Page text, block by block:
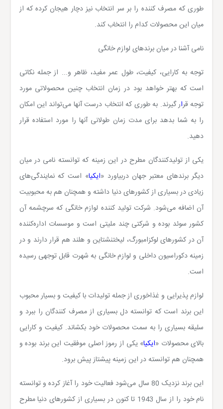
طوری که مصرف کننده را بر سر انتخاب نیز دچار هیجان کرده که از
میان این محصولات کدام را انتخاب کند.
نامی آشنا در میان برندهای لوازم خانگی
توجه به کارایی، کیفیت، طول عمر مفید، ظاهر و... از جمله نکاتی
است که بهتر خواهد بود در زمان انتخاب چنین محصولاتی مورد
توجه قرار گیرند. به طوری که انتخاب درست آنها می‌تواند این امکان
را به شما بدهد برای مدت زمان طولانی آنها را مورد استفاده قرار
دهید.
یکی از تولیدکنندگان مطرح در این زمینه که توانسته نامی در میان
دیگر برندهای معتبر جهان دربیاورد «ایکیا» است که نمایندگی‌های
زیادی در بسیاری از کشورهای دنیا داشته و همچنان هم به محبوبیت
آن اضافه می‌شود. شرکت تولید کننده لوازم خانگی که سرچشمه آن
کشور سوئد بوده و شرکتی چند ملیتی است و موسسات اداره‌کننده‌
آن در کشورهای لوکزامبورگ، لیختنشتاین و هلند هم قرار دارند و در
زمینه دکوراسیون داخلی و لوازم خانگی به شهرت قابل توجهی رسیده
است.
لوازم پذیرایی و غذاخوری از جمله تولیدات با کیفیت و بسیار محبوب
این برند است که توانسته دل بسیاری از مصرف کنندگان را ببرد و
سلیقه بسیاری را به سمت محصولات خود بکشاند. کیفیت و کارایی
بالای محصولات «ایکیا» یکی از رموز اصلی موفقیت این برند بوده و
همچنان هم توانسته در این زمینه پیشتاز پیش برود.
این برند نزدیک 80 سال می‌شود فعالیت خود را آغاز کرده و توانسته
نام خود را از سال 1943 تا کنون در بسیاری از کشورهای دنیا مطرح